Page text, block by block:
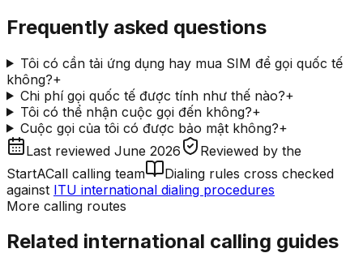
Frequently asked questions
Tôi có cần tải ứng dụng hay mua SIM để gọi quốc tế
không?+
Chi phí gọi quốc tế được tính như thế nào?+
Tôi có thể nhận cuộc gọi đến không?+
Cuộc gọi của tôi có được bảo mật không?+
Last reviewed June 2026 Reviewed by the
StartACall calling team
Dialing rules cross checked
against ITU international dialing procedures
More calling routes
Related international calling guides